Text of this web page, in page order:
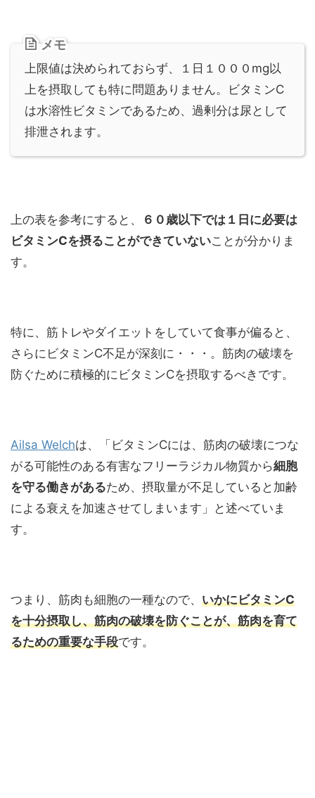
メモ
上限値は決められておらず、１日１０００mg以
上を摂取しても特に問題ありません。ビタミンC
は水溶性ビタミンであるため、過剰分は尿として
排泄されます。
上の表を参考にすると、
６０歳以下では１日に必要は
ビタミンCを摂ることができていないことが分かりま
す。
特に、筋トレやダイエットをしていて食事が偏ると、
さらにビタミンC不足が深刻に・・・。筋肉の破壊を
防ぐために積極的にビタミンCを摂取するべきです。
Ailsa Welchは、「ビタミンCには、筋肉の破壊につな
がる可能性のある有害なフリーラジカル物質から細胞
を守る働きがあるため、摂取量が不足していると加齢
による衰えを加速させてしまいます」と述べていま
す。
つまり、筋肉も細胞の一種なので、 いかにビタミンC
を十分摂取し、筋肉の破壊を防ぐことが、筋肉を育て
るための重要な手段です。